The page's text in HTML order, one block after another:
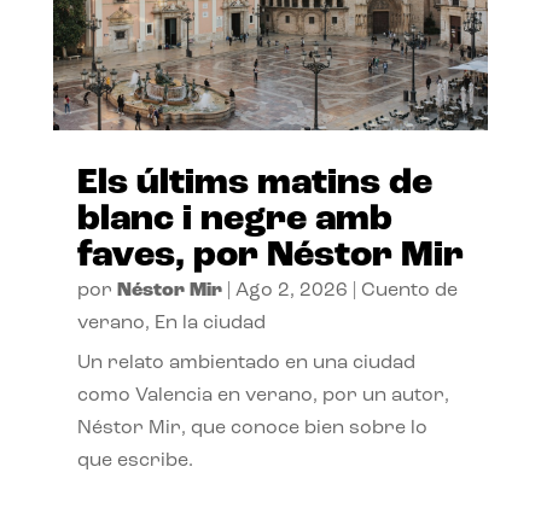
Els últims matins de
blanc i negre amb
faves, por Néstor Mir
por Néstor Mir| Ago 2, 2026
Cuento de
verano, En la ciudad
Un relato ambientado en una ciudad
como Valencia en verano, por un autor,
Néstor Mir, que conoce bien sobre lo
que escribe.